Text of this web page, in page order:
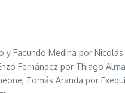
Facundo Medina por
Fernández por Thiago
Tomás Aranda por